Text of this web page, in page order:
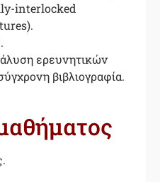
interlocked
ερευνητικών
βιβλιογραφία.